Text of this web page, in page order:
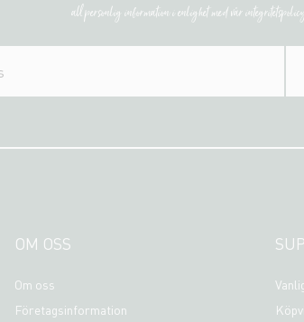
all personlig information i enlighet med vår integritetspolicy.
OM OSS
Om oss
Företagsinformation